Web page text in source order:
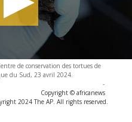
de conservation des tortues de
du Sud, 23 avril 2024.
-
Copyright © africanews
2024 The AP. All rights reserved.